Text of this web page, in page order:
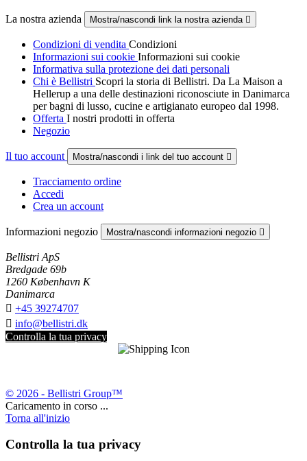
La nostra azienda Mostra/nascondi link la nostra azienda 
Condizioni di vendita Condizioni
Informazioni sui cookie Informazioni sui cookie
Informativa sulla protezione dei dati personali
Chi è Bellistri Scopri la storia di Bellistri. Da La Maison a
Hellerup a una delle destinazioni riconosciute in Danimarca
per bagni di lusso, cucine e artigianato europeo dal 1998.
Offerta I nostri prodotti in offerta
Negozio
Il tuo account Mostra/nascondi i link del tuo account 
Tracciamento ordine
Accedi
Crea un account
Informazioni negozio Mostra/nascondi informazioni negozio 
Bellistri ApS
Bredgade 69b
1260 København K
Danimarca
 +45 39274707
 info@bellistri.dk
Controlla la tua privacy
© 2026 - Bellistri Group™
Caricamento in corso ...
Torna all'inizio
Controlla la tua privacy